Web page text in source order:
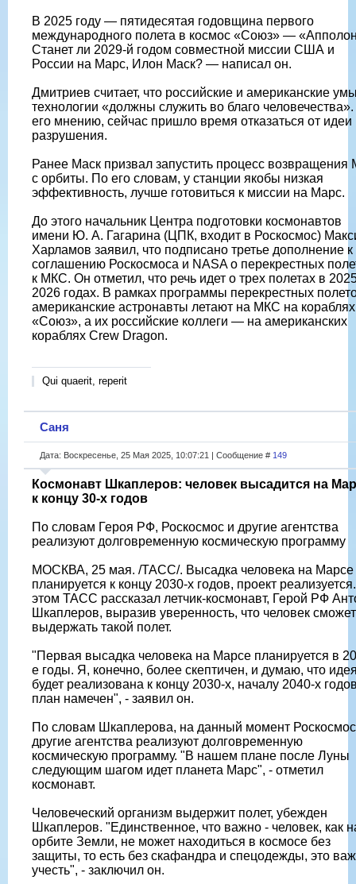
В 2025 году — пятидесятая годовщина первого
международного полета в космос «Союз» —
Станет ли 2029-й годом совместной миссии США и
России на Марс, Илон Маск? — написал он.
Дмитриев считает, что российские и американские
технологии «должны служить во благо
его мнению, сейчас пришло время отказаться от идеи
разрушения.
Ранее Маск призвал запустить процесс
с орбиты. По его словам, у станции якобы низкая
эффективность, лучше готовиться к миссии на Марс.
До этого начальник Центра подготовки космонавтов
имени Ю. А. Гагарина (ЦПК, входит в Роскосмос)
Харламов заявил, что подписано третье дополнение к
соглашению Роскосмоса и NASA о перекрестных
к МКС. Он отметил, что речь идет о трех полетах в
2026 годах. В рамках программы перекрестных
американские астронавты летают на МКС на кораблях
«Союз», а их российские коллеги — на американских
кораблях Crew Dragon.
Qui quaerit, reperit
Саня
Дата: Воскресенье, 25 Мая 2025, 10:07:21 | Сообщение # 149
Космонавт Шкаплеров: человек высадится на
к концу 30-х годов
По словам Героя РФ, Роскосмос и другие агентства
реализуют долговременную космическую программу
МОСКВА, 25 мая. /ТАСС/. Высадка человека на Марсе
планируется к концу 2030-х годов, проект
этом ТАСС рассказал летчик-космонавт, Герой РФ
Шкаплеров, выразив уверенность, что человек сможет
выдержать такой полет.
"Первая высадка человека на Марсе планируется в
е годы. Я, конечно, более скептичен, и думаю, что
будет реализована к концу 2030-х, началу 2040-х
план намечен", - заявил он.
По словам Шкаплерова, на данный момент
другие агентства реализуют долговременную
космическую программу. "В нашем плане после Луны
следующим шагом идет планета Марс", - отметил
космонавт.
Человеческий организм выдержит полет, убежден
Шкаплеров. "Единственное, что важно - человек, как
орбите Земли, не может находиться в космосе без
защиты, то есть без скафандра и спецодежды, это
учесть", - заключил он.